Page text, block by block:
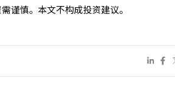
谨慎。本文不构成投资建议。